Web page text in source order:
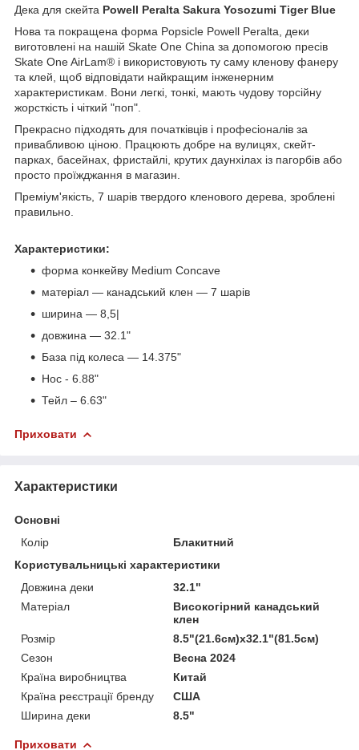
Дека для скейта Powell Peralta Sakura Yosozumi Tiger Blue
Нова та покращена форма Popsicle Powell Peralta, деки
виготовлені на нашій Skate One China за допомогою пресів
Skate One AirLam® і використовують ту саму кленову фанеру
та клей, щоб відповідати найкращим інженерним
характеристикам. Вони легкі, тонкі, мають чудову торсійну
жорсткість і чіткий "поп".
Прекрасно підходять для початківців і професіоналів за
привабливою ціною. Працюють добре на вулицях, скейт-
парках, басейнах, фристайлі, крутих даунхілах із пагорбів або
просто проїжджання в магазин.
Преміум'якість, 7 шарів твердого кленового дерева, зроблені
правильно.
Характеристики:
форма конкейву Medium Concave
матеріал — канадський клен — 7 шарів
ширина — 8,5|
довжина — 32.1"
База під колеса — 14.375"
Нос - 6.88"
Тейл – 6.63"
Приховати
Характеристики
Основні
Колір
Блакитний
Користувальницькі характеристики
Довжина деки
32.1"
Матеріал
Високогірний канадський
клен
Розмір
8.5"(21.6см)х32.1"(81.5см)
Сезон
Весна 2024
Країна виробництва
Китай
Країна реєстрації бренду
США
Ширина деки
8.5"
Приховати